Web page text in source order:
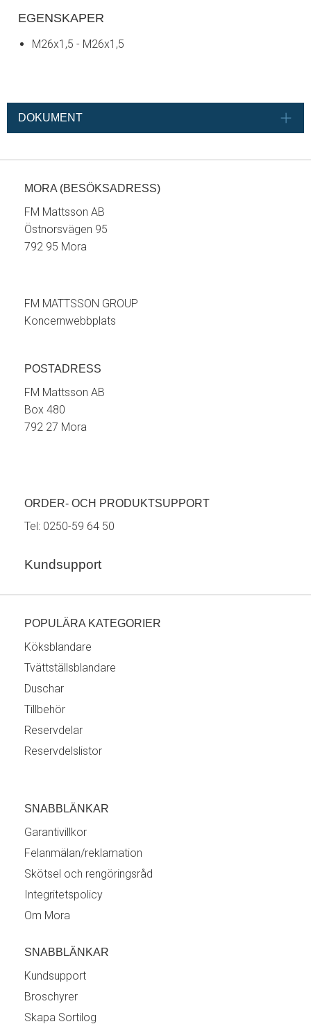
EGENSKAPER
M26x1,5 - M26x1,5
DOKUMENT
MORA (BESÖKSADRESS)
FM Mattsson AB
Östnorsvägen 95
792 95 Mora
FM MATTSSON GROUP
Koncernwebbplats
POSTADRESS
FM Mattsson AB
Box 480
792 27 Mora
ORDER- OCH PRODUKTSUPPORT
Tel: 0250-59 64 50
Kundsupport
POPULÄRA KATEGORIER
Köksblandare
Tvättställsblandare
Duschar
Tillbehör
Reservdelar
Reservdelslistor
SNABBLÄNKAR
Garantivillkor
Felanmälan/reklamation
Skötsel och rengöringsråd
Integritetspolicy
Om Mora
SNABBLÄNKAR
Kundsupport
Broschyrer
Skapa Sortilog